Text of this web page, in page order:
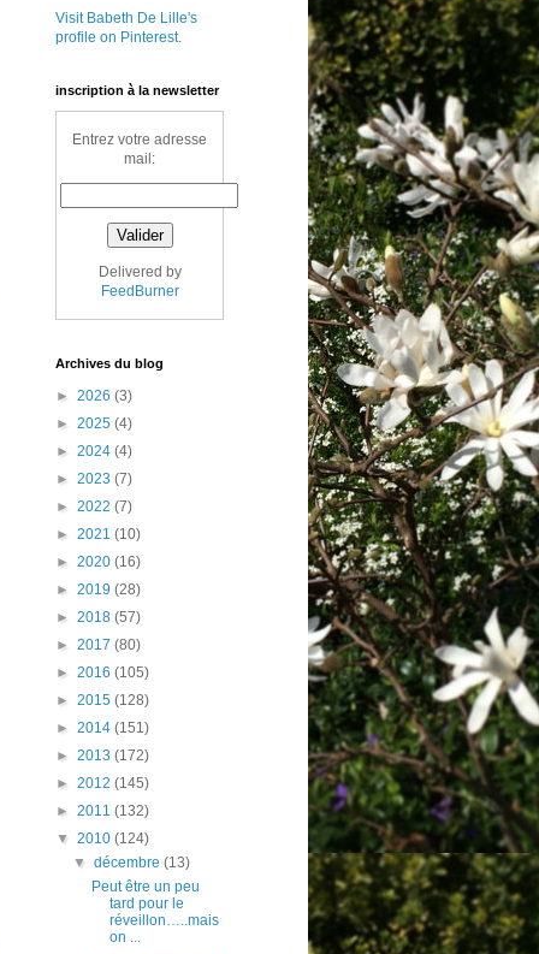
Visit Babeth De Lille's
profile on Pinterest.
inscription à la newsletter
Entrez votre adresse
mail:
Delivered by
FeedBurner
Archives du blog
► 2026 (3)
► 2025 (4)
► 2024 (4)
► 2023 (7)
► 2022 (7)
► 2021 (10)
► 2020 (16)
► 2019 (28)
► 2018 (57)
► 2017 (80)
► 2016 (105)
► 2015 (128)
► 2014 (151)
► 2013 (172)
► 2012 (145)
► 2011 (132)
▼ 2010 (124)
▼décembre(13)
Peut être un peu
tard pour le
réveillon…..mais
on ...